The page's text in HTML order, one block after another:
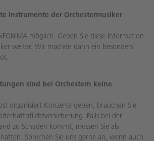
Instrumente der Orchestermusiker
möglich. Geben Sie diese Information
weiter. Wir machen dann ein besonders
sind bei Orchestern keine
organisiert Konzerte geben, brauchen Sie
Falls bei der
zu Schaden kommt, müssen Sie als
Sprechen Sie uns gerne an, wenn auch